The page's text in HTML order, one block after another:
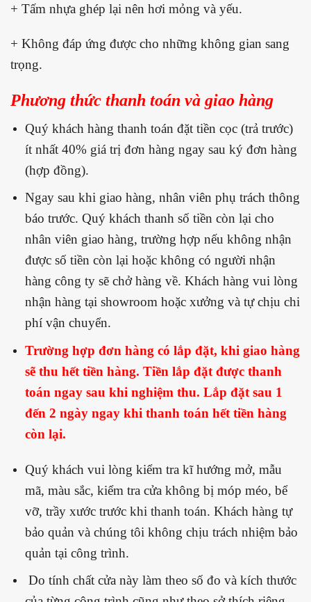
+ Tấm nhựa ghép lại nên hơi mỏng và yếu.
+ Không đáp ứng được cho những không gian sang
trọng.
Phương thức thanh toán và giao hàng
Quý khách hàng thanh toán đặt tiền cọc (trả trước)
ít nhất 40% giá trị đơn hàng ngay sau ký đơn hàng
(hợp đồng).
Ngay sau khi giao hàng, nhân viên phụ trách thông
báo trước. Quý khách thanh số tiền còn lại cho
nhân viên giao hàng, trường hợp nếu không nhận
được số tiền còn lại hoặc không có người nhận
hàng công ty sẽ chở hàng về. Khách hàng vui lòng
nhận hàng tại showroom hoặc xưởng và tự chịu chi
phí vận chuyển.
Trường hợp đơn hàng có lắp đặt, khi giao hàng
sẽ thu hết tiền hàng. Tiền lắp đặt được thanh
toán ngay sau khi nghiệm thu. Lắp đặt sau 1
đến 2 ngày ngay khi thanh toán hết tiền hàng
còn lại.
Quý khách vui lòng kiểm tra kĩ hướng mở, mẫu
mã, màu sắc, kiểm tra cửa không bị móp méo, bể
vỡ, trầy xước trước khi thanh toán. Khách hàng tự
bảo quản và chúng tôi không chịu trách nhiệm bảo
quản tại công trình.
Do tính chất cửa này làm theo số đo và kích thước